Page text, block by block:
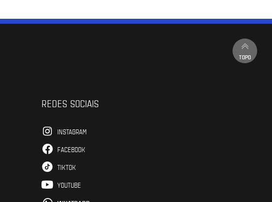
TOPO
REDES SOCIAIS
INSTAGRAM
FACEBOOK
TIKTOK
YOUTUBE